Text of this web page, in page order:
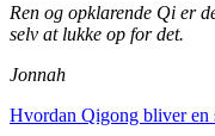
Ren og opklarende Qi er
selv at lukke op for det.
Jonnah
Hvordan Qigong bliver en